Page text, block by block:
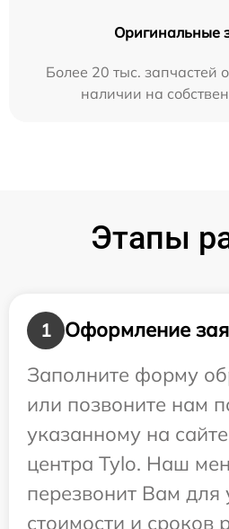
Оригинальные
Более 20 тыс. запчастей
наличии на
Этапы
1
Оформление
Заполните форму
или позвоните нам
указанному на
центра Tylo. Наш
перезвонит Вам для
стоимости и сроков